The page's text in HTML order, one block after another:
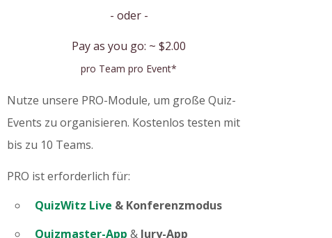
- oder -
Pay as you go: ~ $2.00
pro Team pro Event*
Nutze unsere PRO-Module, um große Quiz-
Events zu organisieren. Kostenlos testen mit
bis zu 10 Teams.
PRO ist erforderlich für:
QuizWitz Live & Konferenzmodus
Quizmaster-App & Jury-App